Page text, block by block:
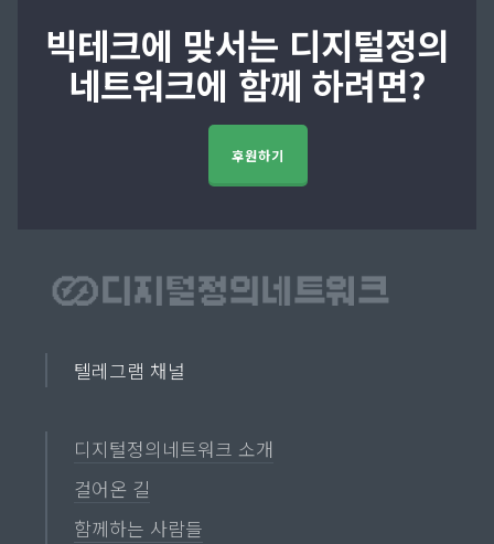
빅테크에 맞서는 디지털정의
네트워크에 함께 하려면?
후원하기
텔레그램 채널
디지털정의네트워크 소개
걸어온 길
함께하는 사람들